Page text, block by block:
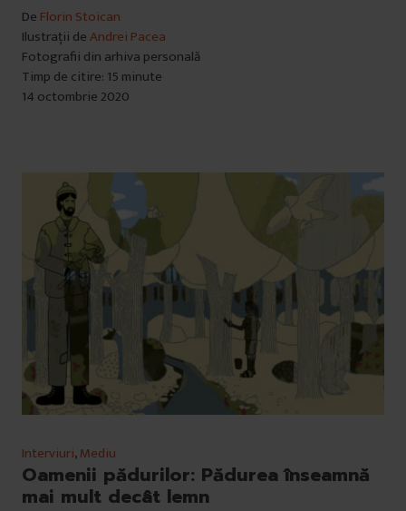
De Florin Stoican
Ilustrații deAndrei Pacea
Fotografii din arhiva personală
Timp de citire: 15 minute
14 octombrie 2020
Interviuri,Mediu
Oamenii pădurilor: Pădurea înseamnă
mai mult decât lemn